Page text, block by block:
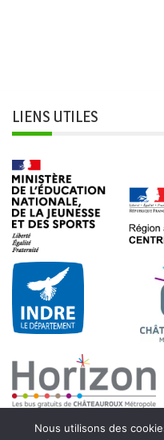
LIENS UTILES
Nous utilisons des